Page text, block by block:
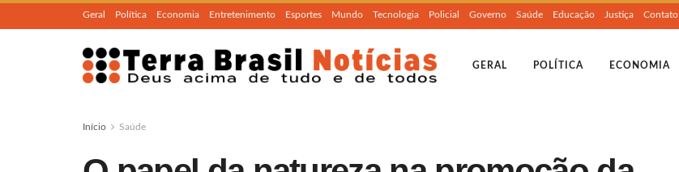
Geral Política Economia Entretenimento Esportes Mundo Tecnologia Policial Governo Saúde Educação Justiça Contato
GERAL POLÍTICA ECONOMIA
Início Saúde